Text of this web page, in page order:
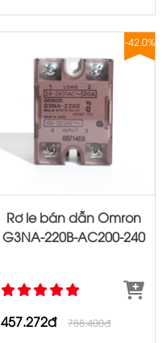
-42.0%
Rơ le bán dẫn Omron
G3NA‐220B‐AC200‐240
457.272đ 788.400đ